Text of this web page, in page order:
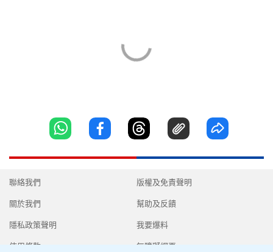
聯絡我們
關於我們
隱私政策聲明
使用條款
版權及免責聲明
幫助及反饋
我要爆料
無障礙網頁